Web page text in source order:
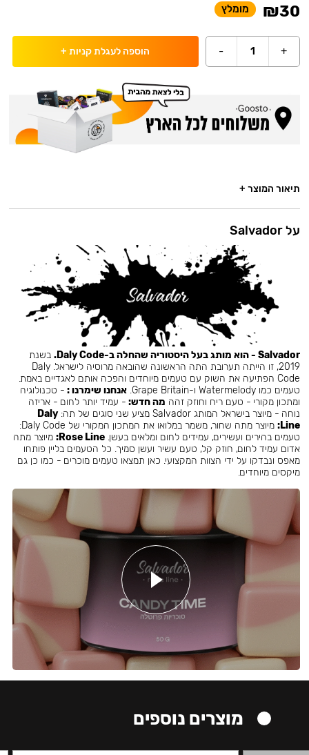
₪30 מומלץ
+
1
- הוספה לעגלת קניות +
תיאור המוצר +
על Salvador
Salvador - הוא מותג בעל היסטוריה שהחלה ב-Daly Code.
בשנת
2019, זו הייתה תערובת התה הראשונה שהובאה מרוסיה לישראל. Daly
Code הפתיעה את השוק עם טעמים מיוחדים והפכה אותם לאגדיים באמת.
טעמים כמו Watermelody ו-Grape Britain.
אנחנו שימרנו : - טכנולוגיה
ומתכון מקורי - טעם ריח וחוזק זהה מה חדש: - עמיד יותר לחום - אריזה
נוחה - מיוצר בישראל המותג Salvador מציע שני סוגים של תה:
Daly
Line:
מיוצר מתה שחור, משמר במלואו את המתכון המקורי של Daly Code:
טעמים בהירים ועשירים, עמידים לחום ומלאים בעשן.Rose Line: מיוצר מתה
אדום עמיד לחום, חוזק קל, טעם עשיר ועשן סמיך. כל הטעמים בליין פותחו
מאפס ונבדקו על ידי הצוות המקצועי. כאן תמצאו טעמים מוכרים - כמו כן גם
מיקסים מיוחדים.
מוצרים נוספים